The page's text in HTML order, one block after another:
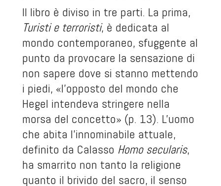
Il libro è diviso in tre parti. La prima,
Turisti e terroristi, è dedicata al
mondo contemporaneo, sfuggente al
punto da provocare la sensazione di
non sapere dove si stanno mettendo
i piedi, «l'opposto del mondo che
Hegel intendeva stringere nella
morsa del concetto» (p. 13). L'uomo
che abita l'innominabile attuale,
definito da Calasso Homo secularis,
ha smarrito non tanto la religione
quanto il brivido del sacro, il senso